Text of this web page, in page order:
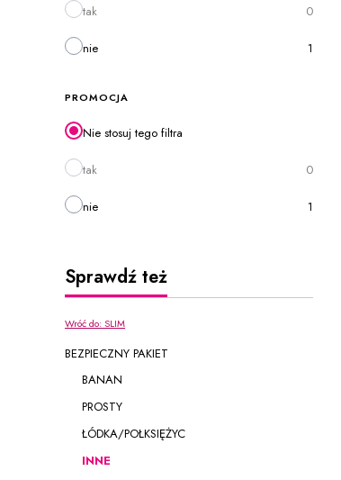
tak 0
nie 1
PROMOCJA
Nie stosuj tego filtra
tak 0
nie 1
Sprawdź też
Wróć do: SLIM
BEZPIECZNY PAKIET
BANAN
PROSTY
ŁÓDKA/POŁKSIĘŻYC
INNE